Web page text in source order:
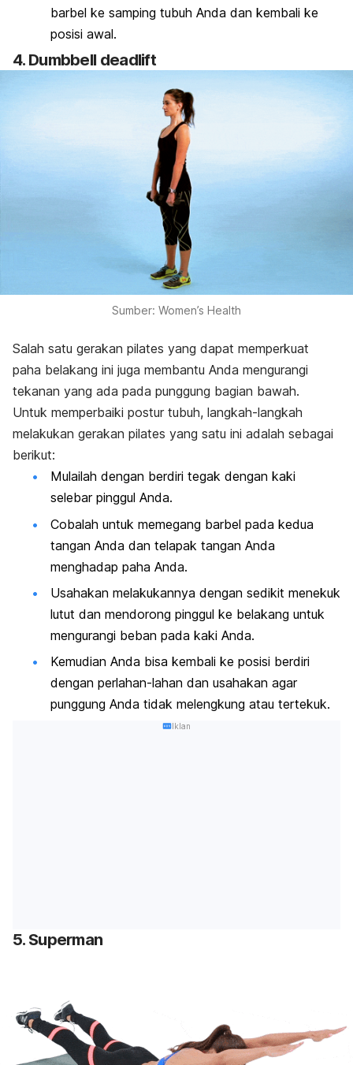
barbel ke samping tubuh Anda dan kembali ke
posisi awal.
4. Dumbbell deadlift
Sumber: Women’s Health
Salah satu gerakan pilates yang dapat memperkuat
paha belakang ini juga membantu Anda mengurangi
tekanan yang ada pada punggung bagian bawah.
Untuk memperbaiki postur tubuh, langkah-langkah
melakukan gerakan pilates yang satu ini adalah sebagai
berikut:
Mulailah dengan berdiri tegak dengan kaki
selebar pinggul Anda.
Cobalah untuk memegang barbel pada kedua
tangan Anda dan telapak tangan Anda
menghadap paha Anda.
Usahakan melakukannya dengan sedikit menekuk
lutut dan mendorong pinggul ke belakang untuk
mengurangi beban pada kaki Anda.
Kemudian Anda bisa kembali ke posisi berdiri
dengan perlahan-lahan dan usahakan agar
punggung Anda tidak melengkung atau tertekuk.
Iklan
5. Superman